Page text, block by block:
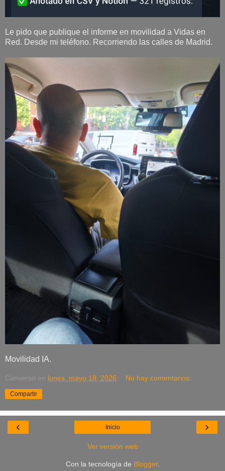
Le pido que publique el informe en movilidad a Vidas en
Red. Desde mi teléfono. Recorriendo las calles de Madrid.
Movilidad IA.
Converso en lunes, mayo 18, 2026 No hay comentarios:
Compartir
‹ ›
Inicio
Ver versión web
Con la tecnología de Blogger.